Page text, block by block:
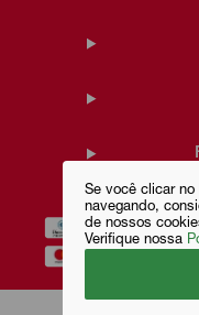
Se você clicar no
navegando,
de nossos
Verifique nossa